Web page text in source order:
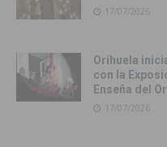
17/07/2026
Orihuela
con la
Enseña del
17/07/2026